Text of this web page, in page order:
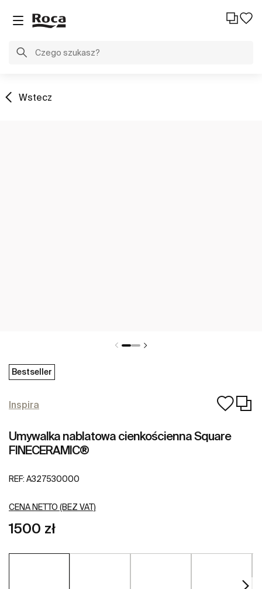
Wstecz
Bestseller
Inspira
Umywalka nablatowa cienkościenna Square
FINECERAMIC®
REF: A327530000
CENA NETTO (BEZ VAT)
1500 zł